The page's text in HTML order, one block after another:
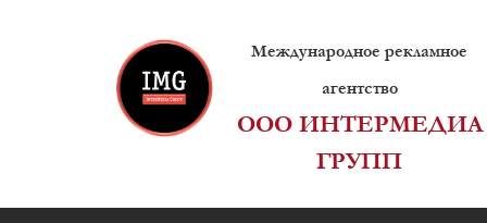
Международное рекламное
агентство
ООО ИНТЕРМЕДИА
ГРУПП